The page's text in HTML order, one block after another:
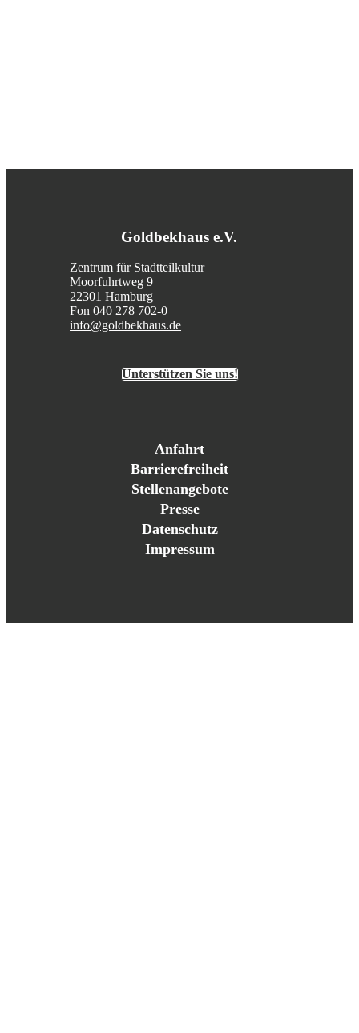
Goldbekhaus e.V.
Zentrum für Stadtteilkultur
Moorfuhrtweg 9
22301 Hamburg
Fon 040 278 702-0
info@goldbekhaus.de
Unterstützen Sie uns!
Anfahrt
Barrierefreiheit
Stellenangebote
Presse
Datenschutz
Impressum